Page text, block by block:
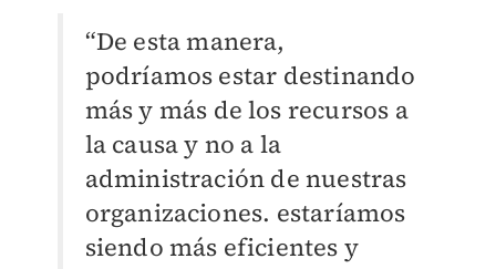
“De esta manera,
podríamos estar destinando
más y más de los recursos a
la causa y no a la
administración de nuestras
organizaciones. estaríamos
siendo más eficientes y